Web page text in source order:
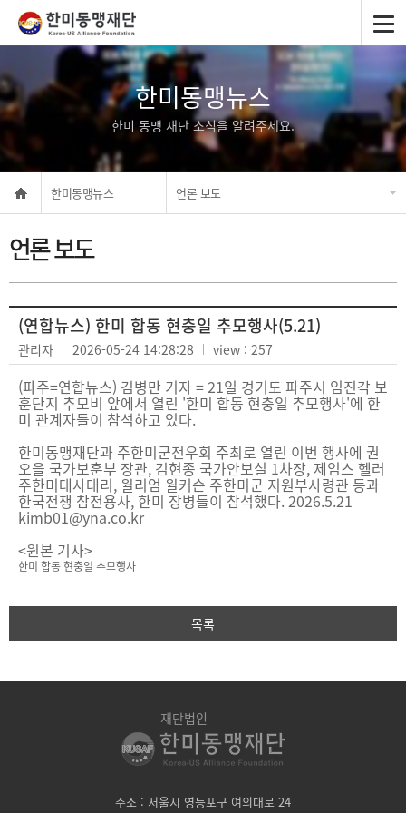
한미동맹뉴스
한미 동맹 재단 소식을 알려주세요.
한미동맹뉴스 언론 보도
언론 보도
(연합뉴스) 한미 합동 현충일 추모행사(5.21)
관리자 2026-05-24 14:28:28 view : 257
(파주=연합뉴스) 김병만 기자 = 21일 경기도 파주시 임진각 보
훈단지 추모비 앞에서 열린 '한미 합동 현충일 추모행사'에 한
미 관계자들이 참석하고 있다.
한미동맹재단과 주한미군전우회 주최로 열린 이번 행사에 권
오을 국가보훈부 장관, 김현종 국가안보실 1차장, 제임스 헬러
주한미대사대리, 윌리엄 윌커슨 주한미군 지원부사령관 등과
한국전쟁 참전용사, 한미 장병들이 참석했다. 2026.5.21
kimb01@yna.co.kr
<원본 기사>
한미 합동 현충일 추모행사
목록
재단법인
주소 : 서울시 영등포구 여의대로 24